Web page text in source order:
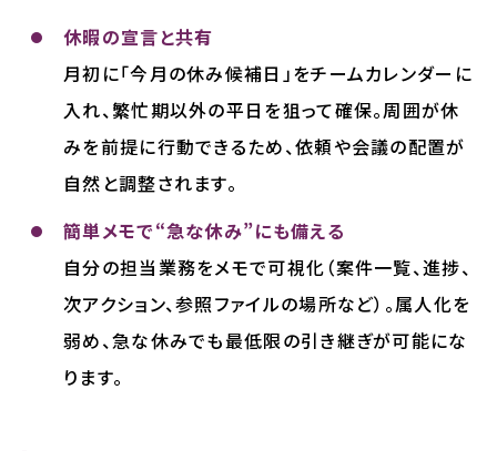
休暇の宣言と共有
月初に「今月の休み候補日」をチームカレンダーに
入れ、繁忙期以外の平日を狙って確保。周囲が休
みを前提に行動できるため、依頼や会議の配置が
自然と調整されます。
簡単メモで“急な休み”にも備える
自分の担当業務をメモで可視化（案件一覧、進捗、
次アクション、参照ファイルの場所など）。属人化を
弱め、急な休みでも最低限の引き継ぎが可能にな
ります。